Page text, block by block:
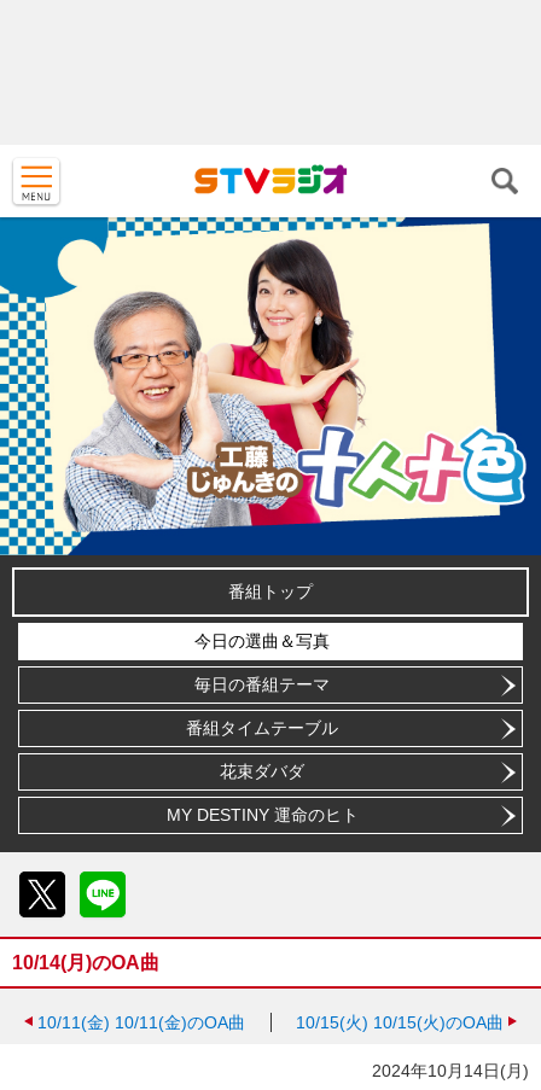
番組トップ
今日の選曲＆写真
毎日の番組テーマ
番組タイムテーブル
花束ダバダ
MY DESTINY 運命のヒト
10/14(月)のOA曲
10/11(金) 10/11(金)のOA曲 10/15(火) 10/15(火)のOA曲
2024年10月14日(月)